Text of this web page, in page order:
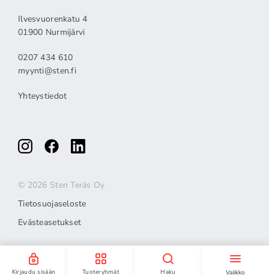
Kirjaudu sisään Tuoteryhmät Haku Valikko
Ilvesvuorenkatu 4
01900 Nurmijärvi
0207 434 610
myynti@sten.fi
Yhteystiedot
© 2026 Sten Teräs Oy
Tietosuojaseloste
Evästeasetukset